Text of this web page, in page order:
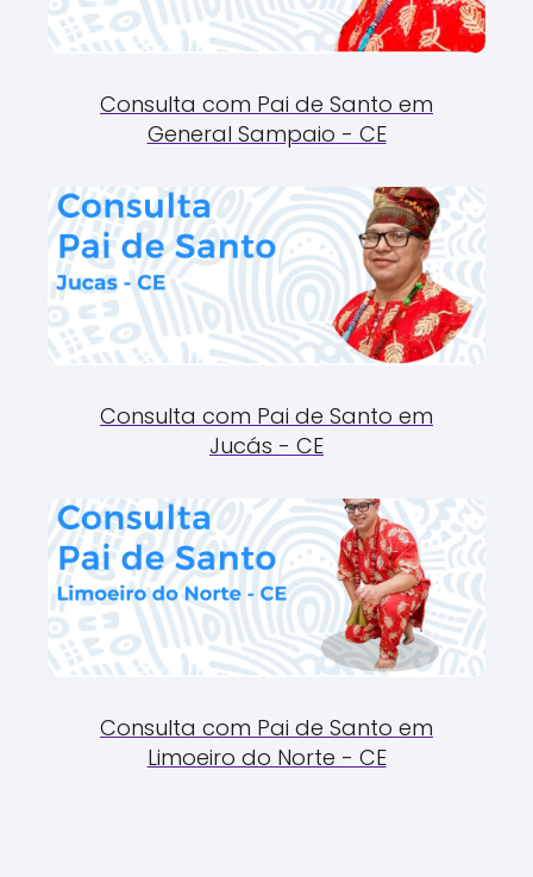
Consulta com Pai de Santo em
General Sampaio - CE
Consulta com Pai de Santo em
Jucás - CE
Consulta com Pai de Santo em
Limoeiro do Norte - CE